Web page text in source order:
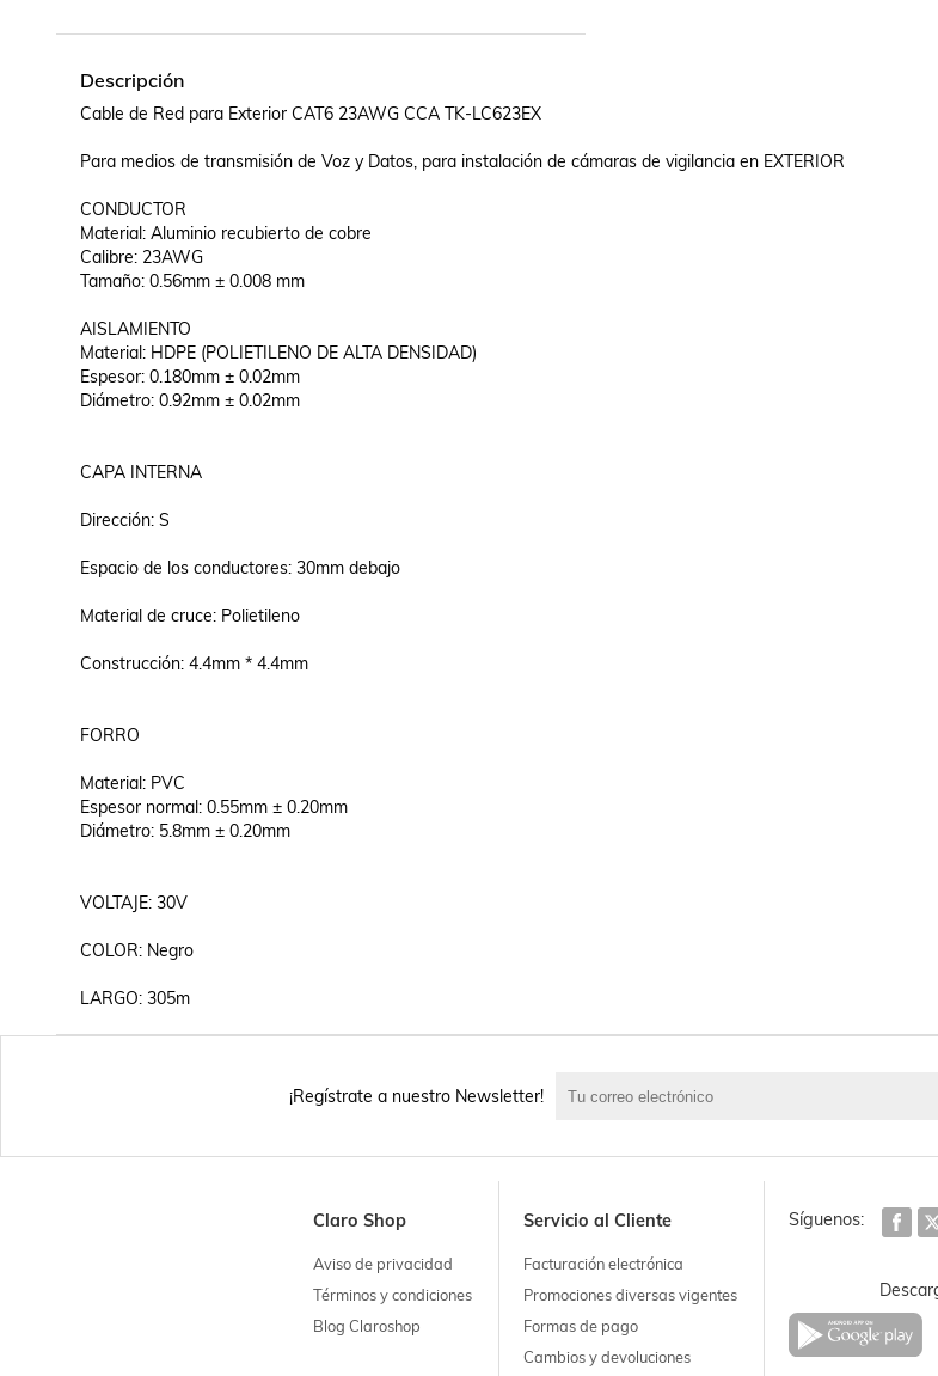
Descripción
Cable de Red para Exterior CAT6 23AWG CCA TK-LC623EX
Para medios de transmisión de Voz y Datos, para instalación de cámaras de vigilancia en EXTERIOR
CONDUCTOR
Material: Aluminio recubierto de cobre
Calibre: 23AWG
Tamaño: 0.56mm ± 0.008 mm
AISLAMIENTO
Material: HDPE (POLIETILENO DE ALTA DENSIDAD)
Espesor: 0.180mm ± 0.02mm
Diámetro: 0.92mm ± 0.02mm
CAPA INTERNA
Dirección: S
Espacio de los conductores: 30mm debajo
Material de cruce: Polietileno
Construcción: 4.4mm * 4.4mm
FORRO
Material: PVC
Espesor normal: 0.55mm ± 0.20mm
Diámetro: 5.8mm ± 0.20mm
VOLTAJE: 30V
COLOR: Negro
LARGO: 305m
¡Regístrate a nuestro Newsletter!
Claro Shop
Aviso de privacidad
Términos y condiciones
Blog Claroshop
Servicio al Cliente
Facturación electrónica
Promociones diversas vigentes
Formas de pago
Cambios y devoluciones
Síguenos: